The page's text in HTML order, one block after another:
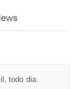
todo dia.